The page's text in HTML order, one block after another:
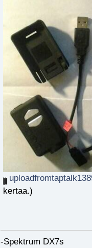
kertaa.)
-Spektrum DX7s